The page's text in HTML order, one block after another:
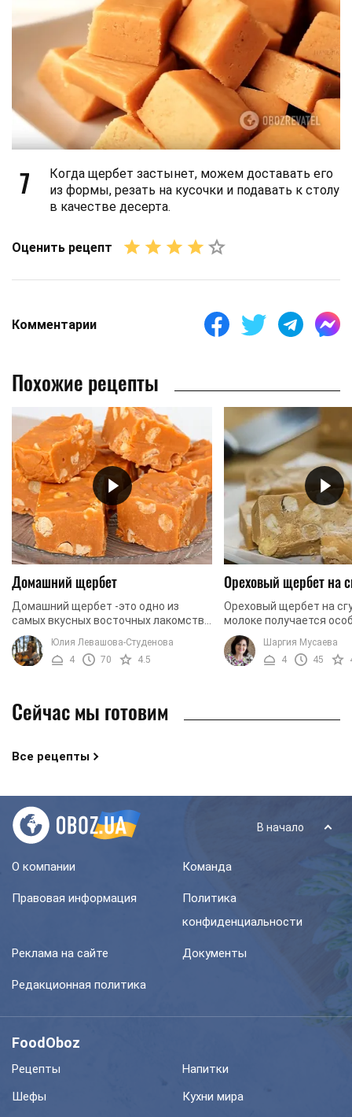
7
Когда щербет застынет, можем доставать его
из формы, резать на кусочки и подавать к столу
в качестве десерта.
Оценить рецепт
Комментарии
Похожие рецепты
Домашний щербет
Домашний щербет -это одно из
самых вкусных восточных лакомств,
которое вы с легкостью сможете
приготовить самостоятельно, при
наличии нужных ...
Юлия Левашова-Студенова
4
70 4.5
Ореховый щербет на
Ореховый щербет на
молоке получается
нежным, и имеет
карамельно-сливочный
десерт порадует
Шаргия Мусаева
4
45
Сейчас мы готовим
Все рецепты
В начало
О компании Команда
Правовая информация
Политика
конфиденциальности
Реклама на сайте Документы
Редакционная политика
FoodOboz
Рецепты
Напитки
Шефы
Кухни мира